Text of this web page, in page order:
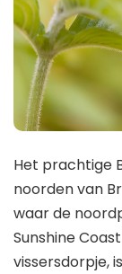
Het prachtige
noorden van
waar de
Sunshine
vissersdorpje,